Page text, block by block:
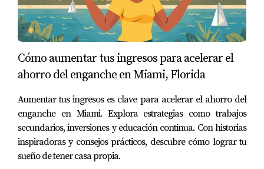
personales. Cada uno de estos casos muestra que con
determinación y creatividad, puedes alcanzar tus metas
financieras más ambiciosas. Si estás listo para dar el
siguiente paso en tu viaje financiero o necesitas asesoría
personalizada sobre cómo mejorar tu situación antes de
Su experiencia te guiará hacia decisiones informadas y
efectivas.
¡No esperes más! Comienza hoy mismo a
explorar nuevas formas de generar ingresos
Cómo aumentar tus ingresos para acelerar el
ahorro del enganche en Miami, Florida
Aumentar tus ingresos es clave para acelerar el ahorro del
enganche en Miami. Explora estrategias como trabajos
secundarios, inversiones y educación continua. Con historias
inspiradoras y consejos prácticos, descubre cómo lograr tu
sueño de tener casa propia.